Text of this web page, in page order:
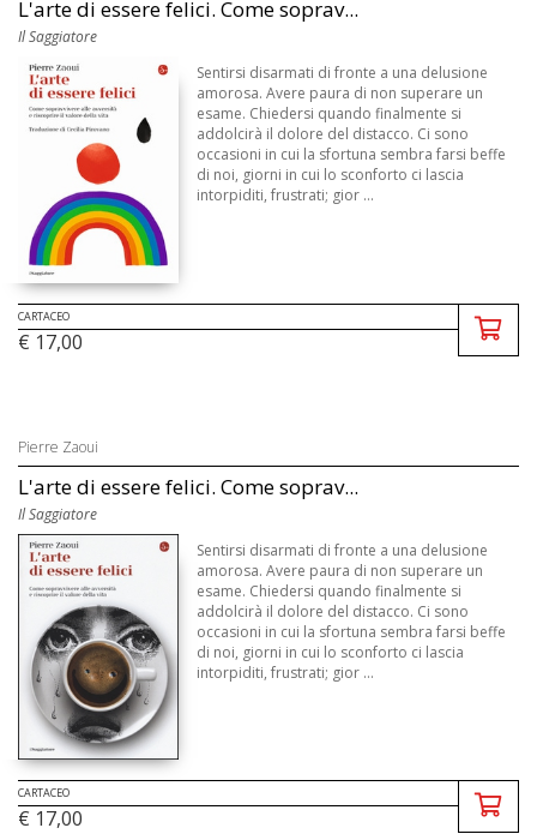
L'arte di essere felici. Come soprav...
Il Saggiatore
Sentirsi disarmati di fronte a una delusione
amorosa. Avere paura di non superare un
esame. Chiedersi quando finalmente si
addolcirà il dolore del distacco. Ci sono
occasioni in cui la sfortuna sembra farsi beffe
di noi, giorni in cui lo sconforto ci lascia
intorpiditi, frustrati; gior ...
CARTACEO
€ 17,00
Pierre Zaoui
L'arte di essere felici. Come soprav...
Il Saggiatore
Sentirsi disarmati di fronte a una delusione
amorosa. Avere paura di non superare un
esame. Chiedersi quando finalmente si
addolcirà il dolore del distacco. Ci sono
occasioni in cui la sfortuna sembra farsi beffe
di noi, giorni in cui lo sconforto ci lascia
intorpiditi, frustrati; gior ...
CARTACEO
€ 17,00